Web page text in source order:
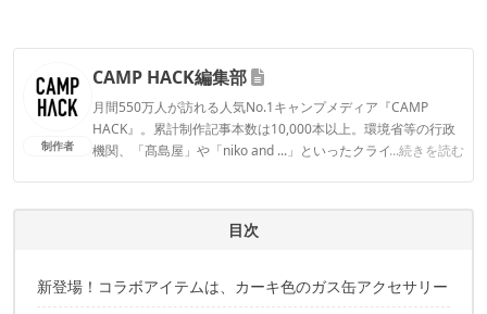
制作者
CAMP HACK編集部
月間550万人が訪れる人気No.1キャンプメディア『CAMP
HACK』。累計制作記事本数は10,000本以上。環境省等の行政
機関、「髙島屋」や「niko and ...」といったクライアントとの
...続きを読む
CAMP HACK編集部のプロフィール
目次
新登場！コラボアイテムは、カーキ色のガス缶アクセサリー